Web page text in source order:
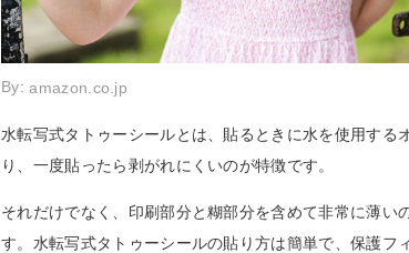
By:amazon.co.jp
水転写式タトゥーシールとは、貼るときに水を使用する
り、一度貼ったら剥がれにくいのが特徴です。
それだけでなく、印刷部分と糊部分を含めて非常に薄
す。水転写式タトゥーシールの貼り方は簡単で、保護フ